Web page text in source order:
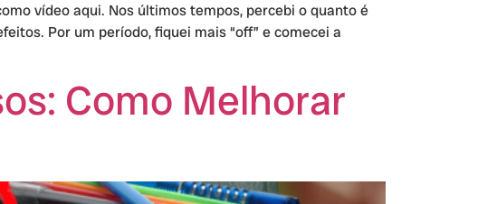
vídeo aqui. Nos últimos tempos, percebi o quanto é
Por um período, fiquei mais “off” e comecei a
Como Melhorar